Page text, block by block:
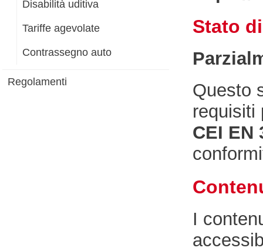
Disabilità uditiva
Tariffe agevolate
Contrassegno auto
Regolamenti
Stato
Questo
requisiti
CEI EN
I